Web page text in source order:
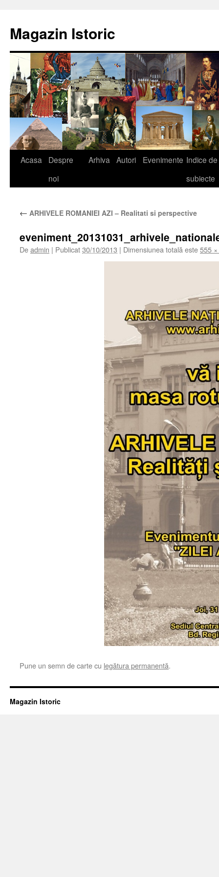
conținut
Magazin Istoric
Acasa
Despre
noi
Arhiva Autori Evenimente Indice de
subiecte
← ARHIVELE ROMANIEI AZI – Realitati si perspective
Deadmin | Publicat30/10/2013 | Dimensiunea totală este555
Pune un semn de carte cu legătura permanentă.
Magazin Istoric